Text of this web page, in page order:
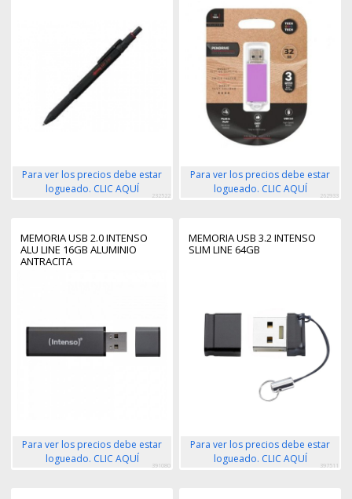
Para ver los precios debe estar
logueado. CLIC AQUÍ
232522
Para ver los precios debe estar
logueado. CLIC AQUÍ
262933
MEMORIA USB 2.0 INTENSO
ALU LINE 16GB ALUMINIO
ANTRACITA
Para ver los precios debe estar
logueado. CLIC AQUÍ
391080
MEMORIA USB 3.2 INTENSO
SLIM LINE 64GB
Para ver los precios debe estar
logueado. CLIC AQUÍ
397511